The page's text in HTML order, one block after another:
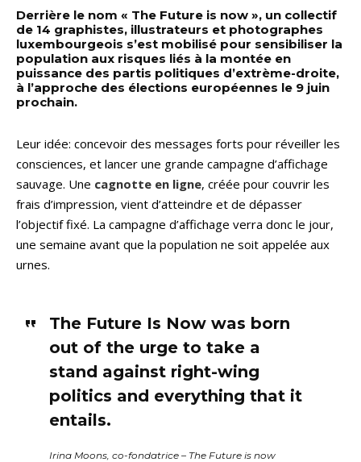
Derrière le nom « The Future is now », un collectif
de 14 graphistes, illustrateurs et photographes
luxembourgeois s’est mobilisé pour sensibiliser la
population aux risques liés à la montée en
puissance des partis politiques d’extrème-droite,
à l’approche des élections européennes le 9 juin
prochain.
Leur idée: concevoir des messages forts pour réveiller les
consciences, et lancer une grande campagne d’affichage
sauvage. Une cagnotte en ligne, créée pour couvrir les
frais d’impression, vient d’atteindre et de dépasser
l’objectif fixé. La campagne d’affichage verra donc le jour,
une semaine avant que la population ne soit appelée aux
urnes.
The Future Is Now was born
out of the urge to take a
stand against right-wing
politics and everything that it
entails.
Irina Moons, co-fondatrice – The Future is now